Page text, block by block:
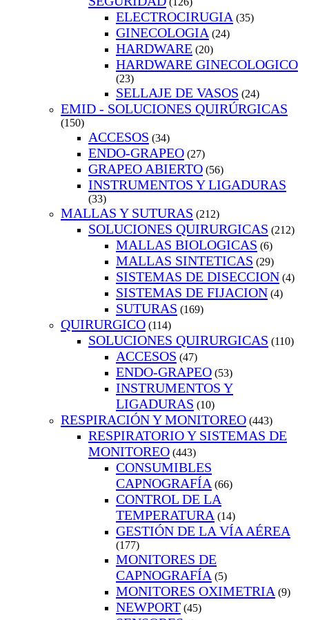
ELECTROCIRUGIA (35)
GINECOLOGIA (24)
HARDWARE (20)
HARDWARE GINECOLOGICO
(23)
SELLAJE DE VASOS (24)
EMID - SOLUCIONES QUIRÚRGICAS
(150)
ACCESOS (34)
ENDO-GRAPEO (27)
GRAPEO ABIERTO (56)
INSTRUMENTOS Y LIGADURAS
(33)
MALLAS Y SUTURAS (212)
SOLUCIONES QUIRURGICAS (212)
MALLAS BIOLOGICAS (6)
MALLAS SINTETICAS (29)
SISTEMAS DE DISECCION (4)
SISTEMAS DE FIJACION (4)
SUTURAS (169)
QUIRURGICO (114)
SOLUCIONES QUIRURGICAS (110)
ACCESOS (47)
ENDO-GRAPEO (53)
INSTRUMENTOS Y
LIGADURAS (10)
RESPIRACIÓN Y MONITOREO (443)
RESPIRATORIO Y SISTEMAS DE
MONITOREO (443)
CONSUMIBLES
CAPNOGRAFÍA (66)
CONTROL DE LA
TEMPERATURA (14)
GESTIÓN DE LA VÍA AÉREA
(177)
MONITORES DE
CAPNOGRAFÍA (5)
MONITORES OXIMETRIA (9)
NEWPORT (45)